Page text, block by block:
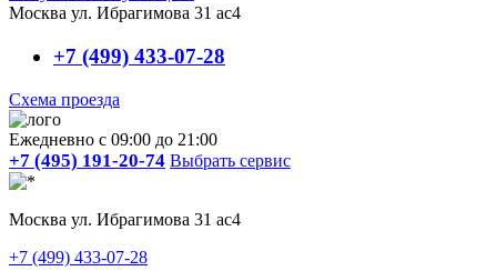
Москва ул. Ибрагимова 31 ас4
+7 (499) 433-07-28
Схема проезда
Ежедневно с 09:00 до 21:00
+7 (495) 191-20-74 Выбрать сервис
Москва ул. Ибрагимова 31 ас4
+7 (499) 433-07-28